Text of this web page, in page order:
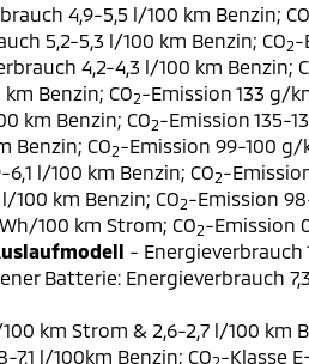
4,9-5,5 l/100 km Benzin; CO
5,2-5,3 l/100 km Benzin; CO2-
4,2-4,3 l/100 km Benzin;
Benzin; CO2-Emission 133 g/
km Benzin; CO2-Emission 135-
Benzin; CO2-Emission 99-100 g/
l/100 km Benzin; CO2-
100 km Benzin; CO2-Emission
100 km Strom; CO2-Emission
- Energieverbrauch
Batterie: Energieverbrauch
km Strom & 2,6-2,7 l/100 km
l/100km Benzin; CO -Klasse